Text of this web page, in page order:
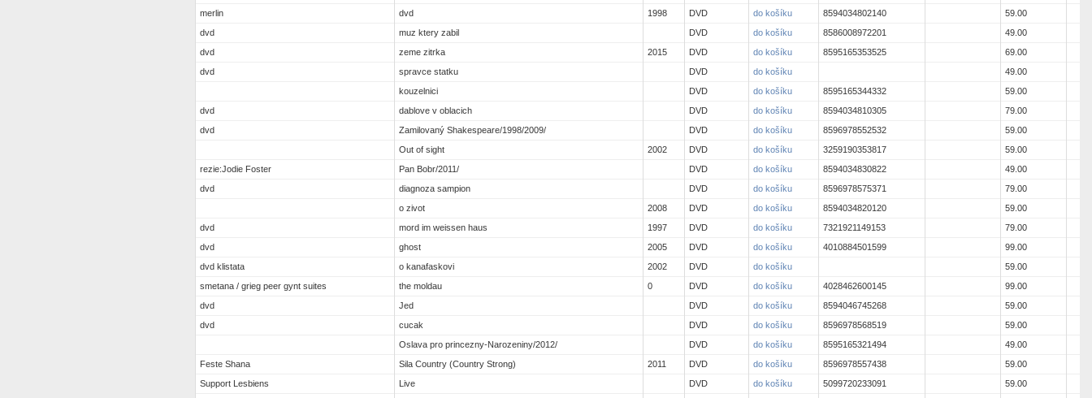
merlin
dvd 1998 DVD do košíku 8594034802140
59.00
dvd
muz ktery zabil DVD do košíku 8586008972201
49.00
dvd
zeme zitrka 2015 DVD do košíku 8595165353525
69.00
dvd
spravce statku DVD do košíku
49.00
kouzelnici
DVD do košíku 8595165344332
59.00
dvd
dablove v oblacich DVD do košíku 8594034810305
79.00
dvd
Zamilovaný Shakespeare/1998/2009/ DVD do košíku 8596978552532
59.00
Out of sight
2002 DVD do košíku 3259190353817
59.00
rezie:Jodie Foster
Pan Bobr/2011/ DVD do košíku 8594034830822
49.00
dvd
diagnoza sampion DVD do košíku 8596978575371
79.00
o zivot
2008 DVD do košíku 8594034820120
59.00
dvd
mord im weissen haus 1997 DVD do košíku 7321921149153
79.00
dvd
ghost 2005 DVD do košíku 4010884501599
99.00
dvd klistata
o kanafaskovi 2002 DVD do košíku
59.00
smetana / grieg peer gynt suites
the moldau 0 DVD do košíku 4028462600145
99.00
dvd
Jed DVD do košíku 8594046745268
59.00
dvd
cucak DVD do košíku 8596978568519
59.00
Oslava pro princezny-Narozeniny/2012/
DVD do košíku 8595165321494
49.00
Feste Shana
Si­la Country (Country Strong) 2011 DVD do košíku 8596978557438
59.00
Support Lesbiens
Live DVD do košíku 5099720233091 59.00